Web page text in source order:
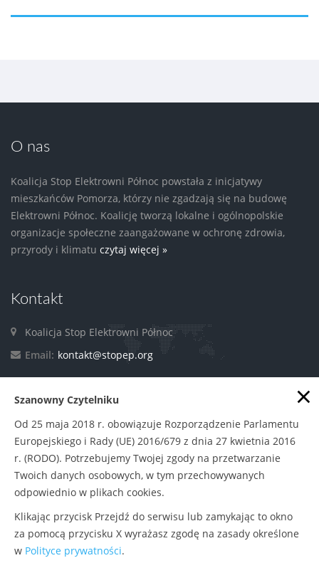
O nas
Koalicja Stop Elektrowni Północ powstała z inicjatywy
mieszkańców Pomorza, którzy nie zgadzają się na budowę
Elektrowni Północ. Koalicję tworzą lokalne i ogólnopolskie
organizacje społeczne zaangażowane w ochronę zdrowia,
przyrody i klimatu czytaj więcej »
Kontakt
Koalicja Stop Elektrowni Północ
Email: kontakt@stopep.org
Facebook
Polityka prywatności|Zasady udostępniania© Copyright
2015 Stowarzyszenie Pracownia na rzecz Wszystkich Istot
×
Szanowny Czytelniku
Od 25 maja 2018 r. obowiązuje Rozporządzenie Parlamentu
Europejskiego i Rady (UE) 2016/679 z dnia 27 kwietnia 2016
r. (RODO). Potrzebujemy Twojej zgody na przetwarzanie
Twoich danych osobowych, w tym przechowywanych
odpowiednio w plikach cookies.
Klikając przycisk Przejdź do serwisu lub zamykając to okno
za pomocą przycisku X wyrażasz zgodę na zasady określone
w Polityce prywatności.